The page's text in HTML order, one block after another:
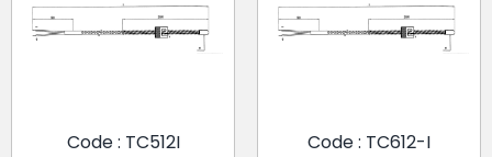
Code : TC512I Code : TC612-I